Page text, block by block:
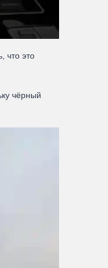
что это
чёрный